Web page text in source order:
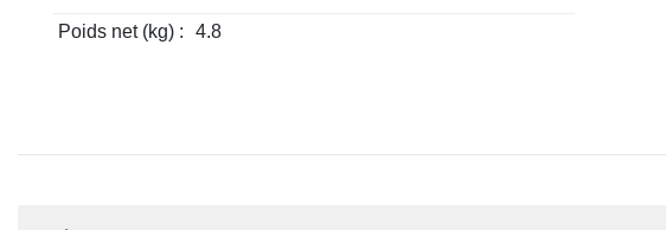
Poids net (kg) : 4.8